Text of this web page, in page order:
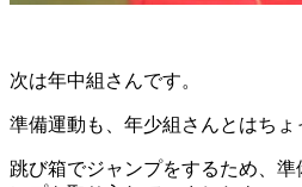
次は年中組さんです。
準備運動も、年少組さんとはちょ
跳び箱でジャンプをするため、